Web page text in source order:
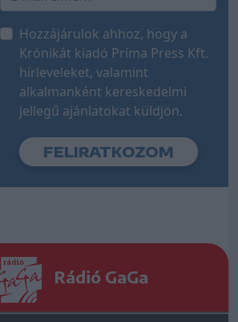
Hozzájárulok ahhoz, hogy a
Krónikát kiadó Príma Press Kft.
hírleveleket, valamint
alkalmanként kereskedelmi
jellegű ajánlatokat küldjön.
Rádió GaGa